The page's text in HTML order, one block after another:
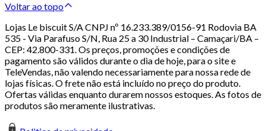
Voltar ao topo
Lojas Le biscuit S/A CNPJ nº 16.233.389/0156-91 Rodovia BA
535 - Via Parafuso S/N, Rua 25 a 30 Industrial – Camaçari/BA –
CEP: 42.800-331. Os preços, promoções e condições de
pagamento são válidos durante o dia de hoje, para o site e
TeleVendas, não valendo necessariamente para nossa rede de
lojas físicas. O frete não está incluído no preço do produto.
Ofertas válidas enquanto durarem nossos estoques. As fotos de
produtos são meramente ilustrativas.